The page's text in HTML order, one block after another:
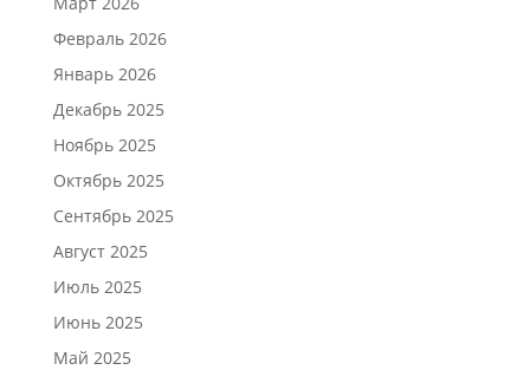
Февраль 2026
Январь 2026
Декабрь 2025
Ноябрь 2025
Октябрь 2025
Сентябрь 2025
Август 2025
Июль 2025
Июнь 2025
Май 2025